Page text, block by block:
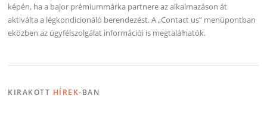
képén, ha a bajor prémiummárka partnere az alkalmazáson át
aktiválta a légkondicionáló berendezést. A „Contact us” menüpontban
eközben az ügyfélszolgálat információi is megtalálhatók.
KIRAKOTT HÍREK-BAN